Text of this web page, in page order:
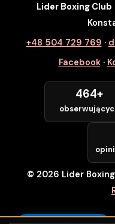
SZYBKI ZAPIS
Zapisz się na
Numer Telefonu *
Lider Boxing Club
+48 504 729 769 ·
Facebook·
464+
© 2026 Lider